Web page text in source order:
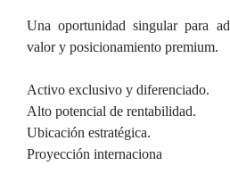
Una oportunidad singular para
valor y posicionamiento premium.
Activo exclusivo y diferenciado.
Alto potencial de rentabilidad.
Ubicación estratégica.
Proyección internaciona